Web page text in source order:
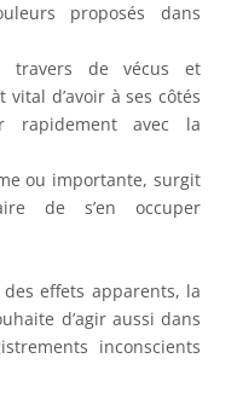
proposés dans
travers de vécus et
vital d’avoir à ses côtés
rapidement avec la
ou importante, surgit
de s’en occuper
effets apparents, la
d’agir aussi dans
inconscients